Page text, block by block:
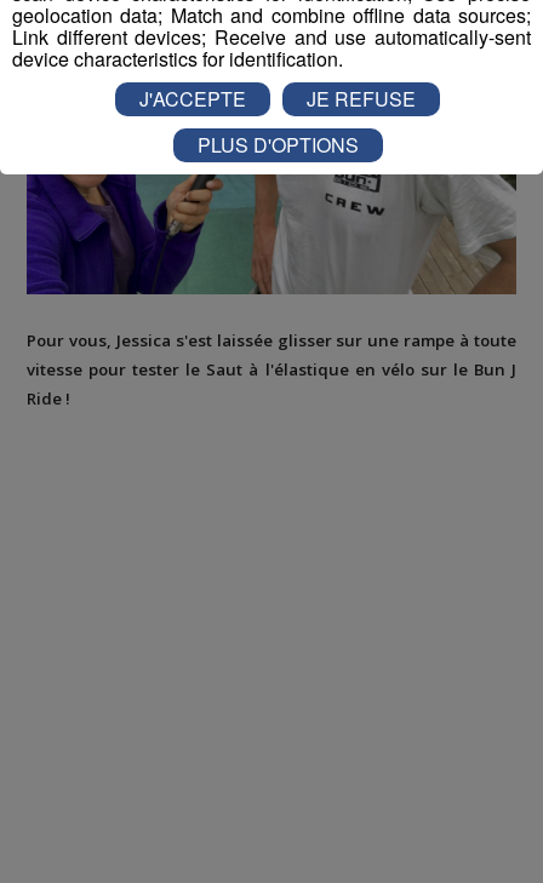
Pour vous, Jessica s'est laissée glisser sur une rampe à toute
vitesse pour tester le Saut à l'élastique en vélo sur le Bun J
Ride !
geolocation data; Match and combine offline data sources;
Link different devices; Receive and use automatically-sent
device characteristics for identification.
J'ACCEPTE
JE REFUSE
PLUS D'OPTIONS